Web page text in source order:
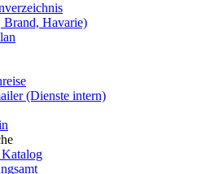
Havarie)
(Dienste intern)